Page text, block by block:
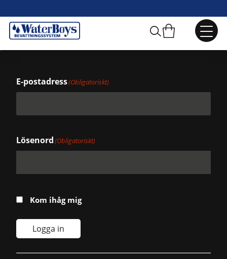
Kund login
E-postadress(Obligatoriskt)
Lösenord(Obligatoriskt)
Kom ihåg mig
Logga in